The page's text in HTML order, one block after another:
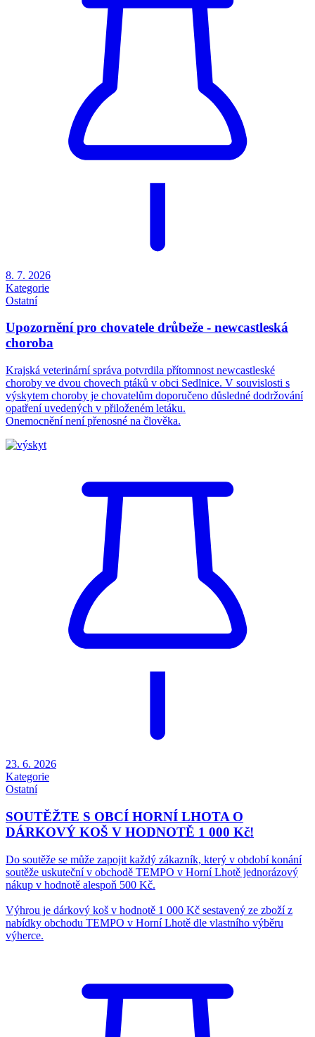
8. 7. 2026
Kategorie
Ostatní
Upozornění pro chovatele drůbeže - newcastleská
choroba
Krajská veterinární správa potvrdila přítomnost newcastleské
choroby ve dvou chovech ptáků v obci Sedlnice. V souvislosti s
výskytem choroby je chovatelům doporučeno důsledné dodržování
opatření uvedených v přiloženém letáku.
Onemocnění není přenosné na člověka.
23. 6. 2026
Kategorie
Ostatní
SOUTĚŽTE S OBCÍ HORNÍ LHOTA O
DÁRKOVÝ KOŠ V HODNOTĚ 1 000 Kč!
Do soutěže se může zapojit každý zákazník, který v období konání
soutěže uskuteční v obchodě TEMPO v Horní Lhotě jednorázový
nákup v hodnotě alespoň 500 Kč.
Výhrou je dárkový koš v hodnotě 1 000 Kč sestavený ze zboží z
nabídky obchodu TEMPO v Horní Lhotě dle vlastního výběru
výherce.